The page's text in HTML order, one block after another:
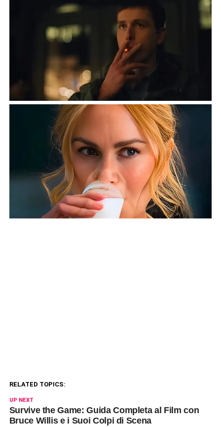
RELATED TOPICS:
UP NEXT
Survive the Game: Guida Completa al Film con
Bruce Willis e i Suoi Colpi di Scena